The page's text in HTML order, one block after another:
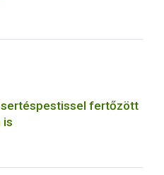
sertéspestissel fertőzött
is